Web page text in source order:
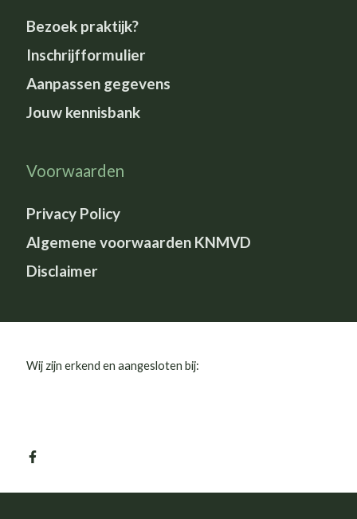
Bezoek praktijk?
Inschrijfformulier
Aanpassen gegevens
Jouw kennisbank
Voorwaarden
Privacy Policy
Algemene voorwaarden KNMVD
Disclaimer
Wij zijn erkend en aangesloten bij: